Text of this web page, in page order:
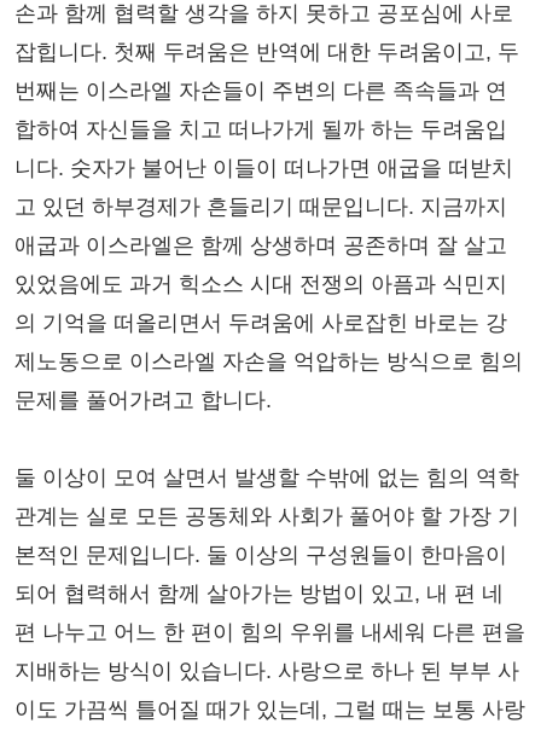
손과 함께 협력할 생각을 하지 못하고 공포심에 사로
잡힙니다. 첫째 두려움은 반역에 대한 두려움이고, 두
번째는 이스라엘 자손들이 주변의 다른 족속들과 연
합하여 자신들을 치고 떠나가게 될까 하는 두려움입
니다. 숫자가 불어난 이들이 떠나가면 애굽을 떠받치
고 있던 하부경제가 흔들리기 때문입니다. 지금까지
애굽과 이스라엘은 함께 상생하며 공존하며 잘 살고
있었음에도 과거 힉소스 시대 전쟁의 아픔과 식민지
의 기억을 떠올리면서 두려움에 사로잡힌 바로는 강
제노동으로 이스라엘 자손을 억압하는 방식으로 힘의
문제를 풀어가려고 합니다.
둘 이상이 모여 살면서 발생할 수밖에 없는 힘의 역학
관계는 실로 모든 공동체와 사회가 풀어야 할 가장 기
본적인 문제입니다. 둘 이상의 구성원들이 한마음이
되어 협력해서 함께 살아가는 방법이 있고, 내 편 네
편 나누고 어느 한 편이 힘의 우위를 내세워 다른 편을
지배하는 방식이 있습니다. 사랑으로 하나 된 부부 사
이도 가끔씩 틀어질 때가 있는데, 그럴 때는 보통 사랑